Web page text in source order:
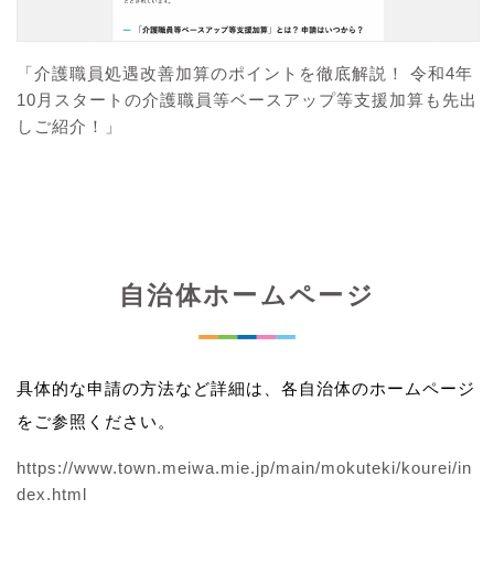
「介護職員処遇改善加算のポイントを徹底解説！ 令和4年
10月スタートの介護職員等ベースアップ等支援加算も先出
しご紹介！」
自治体ホームページ
具体的な申請の方法など詳細は、各自治体のホームページ
をご参照ください。
https://www.town.meiwa.mie.jp/main/mokuteki/kourei/in
dex.html